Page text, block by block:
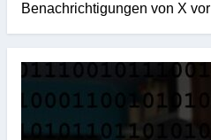
Benachrichtigungen von X vor